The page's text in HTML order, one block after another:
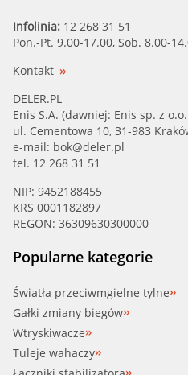
Infolinia: 12 268 31 51
Pon.-Pt. 9.00-17.00, Sob. 8.00-
Kontakt
DELER.PL
Enis S.A. (dawniej: Enis sp. z
ul. Cementowa 10, 31-983
e-mail: bok@deler.pl
tel. 12 268 31 51
NIP: 9452188455
KRS 0001182897
REGON: 36309630300000
Popularne kategorie
Światła przeciwmgielne tylne
Gałki zmiany biegów
Wtryskiwacze
Tuleje wahaczy